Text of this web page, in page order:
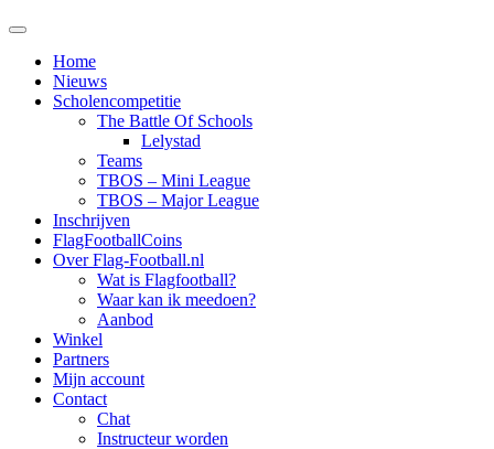
Home
Nieuws
Scholencompetitie
The Battle Of Schools
Lelystad
Teams
TBOS – Mini League
TBOS – Major League
Inschrijven
FlagFootballCoins
Over Flag-Football.nl
Wat is Flagfootball?
Waar kan ik meedoen?
Aanbod
Winkel
Partners
Mijn account
Contact
Chat
Instructeur worden